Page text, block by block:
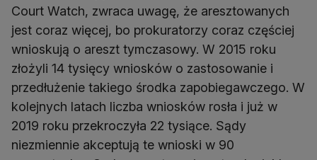
Court Watch, zwraca uwagę, że aresztowanych
jest coraz więcej, bo prokuratorzy coraz częściej
wnioskują o areszt tymczasowy. W 2015 roku
złożyli 14 tysięcy wniosków o zastosowanie i
przedłużenie takiego środka zapobiegawczego. W
kolejnych latach liczba wniosków rosła i już w
2019 roku przekroczyła 22 tysiące. Sądy
niezmiennie akceptują te wnioski w 90